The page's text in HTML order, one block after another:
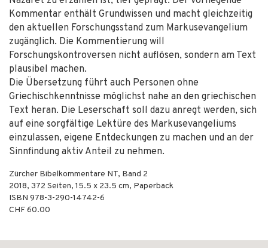
Kommentar enthält Grundwissen und macht gleichzeitig
den aktuellen Forschungsstand zum Markusevangelium
zugänglich. Die Kommentierung will
Forschungskontroversen nicht auflösen, sondern am Text
plausibel machen.
Die Übersetzung führt auch Personen ohne
Griechischkenntnisse möglichst nahe an den griechischen
Text heran. Die Leserschaft soll dazu anregt werden, sich
auf eine sorgfältige Lektüre des Markusevangeliums
einzulassen, eigene Entdeckungen zu machen und an der
Sinnfindung aktiv Anteil zu nehmen.
Zürcher Bibelkommentare NT, Band 2
2018, 372 Seiten, 15.5 x 23.5 cm, Paperback
ISBN 978-3-290-14742-6
CHF 60.00